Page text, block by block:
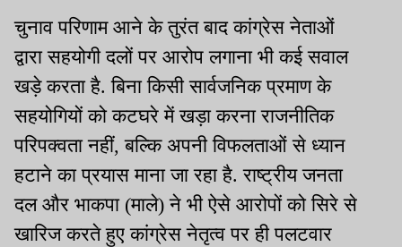
चुनाव परिणाम आने के तुरंत बाद कांग्रेस नेताओं
द्वारा सहयोगी दलों पर आरोप लगाना भी कई सवाल
खड़े करता है. बिना किसी सार्वजनिक प्रमाण के
सहयोगियों को कटघरे में खड़ा करना राजनीतिक
परिपक्वता नहीं, बल्कि अपनी विफलताओं से ध्यान
हटाने का प्रयास माना जा रहा है. राष्ट्रीय जनता
दल और भाकपा (माले) ने भी ऐसे आरोपों को सिरे से
खारिज करते हुए कांग्रेस नेतृत्व पर ही पलटवार